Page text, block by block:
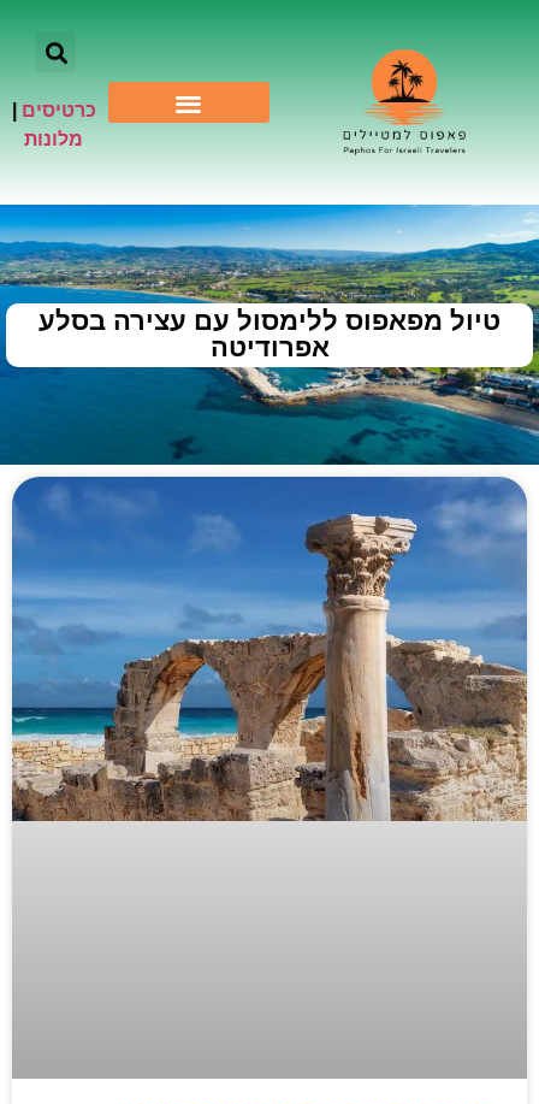
כרטיסים
מלונות
טיול מפאפוס ללימסול עם עצירה בסלע
אפרודיטה